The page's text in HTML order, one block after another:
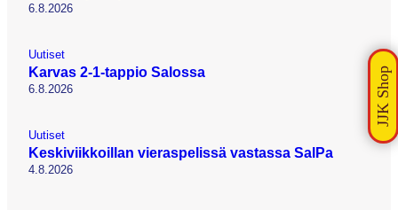
6.8.2026
Uutiset
Karvas 2-1-tappio Salossa
6.8.2026
Uutiset
Keskiviikkoillan vieraspelissä vastassa SalPa
4.8.2026